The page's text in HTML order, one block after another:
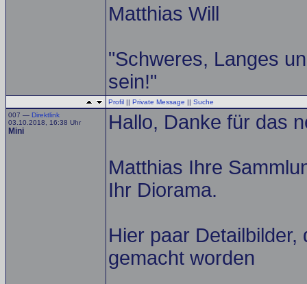
Matthias Will
"Schweres, Langes
sein!"
Profil || Private Message || Suche
007 — Direktlink
03.10.2018, 16:38 Uhr
Mini Hallo, Danke für das
Matthias Ihre
Ihr Diorama.
Hier paar
gemacht worden